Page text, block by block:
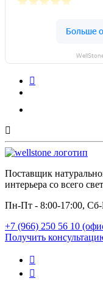
Поставщик
интерьера со всего
Пн-Пт - 8:00-17:00,
+7 (966) 250 56 10
Получить